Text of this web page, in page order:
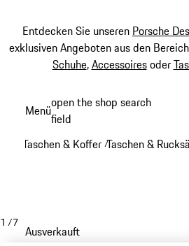
Entdecken Sie unseren Porsche
exklusiven Angeboten aus den
Schuhe,Accessoiresoder
Hauptinhalt
Menüopen the shop search
field
Taschen & Koffer /Taschen &
1 /7
Ausverkauft